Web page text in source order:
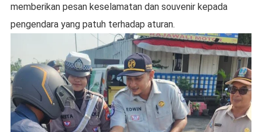
memberikan pesan keselamatan dan souvenir kepada
pengendara yang patuh terhadap aturan.